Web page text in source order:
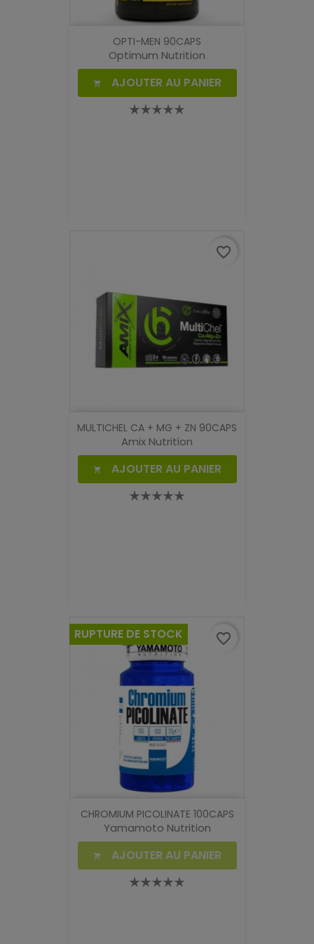
OPTI-MEN 90CAPS
Optimum Nutrition
 AJOUTER AU PANIER
MULTICHEL CA + MG + ZN 90CAPS
Amix Nutrition
 AJOUTER AU PANIER
favorite_border
CHROMIUM PICOLINATE 100CAPS
Yamamoto Nutrition
 AJOUTER AU PANIER
RUPTURE DE STOCK favorite_border